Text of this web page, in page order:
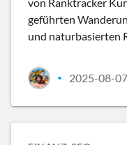
geführten
und naturbasierten
• 2025-08-07